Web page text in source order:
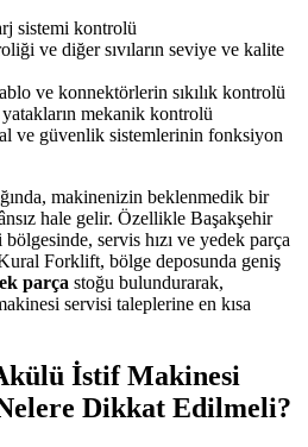
sistemi kontrolü
ve diğer sıvıların seviye ve kalite
ve konnektörlerin sıkılık kontrolü
mekanik kontrolü
ve güvenlik sistemlerinin fonksiyon
makinenizin beklenmedik bir
hale gelir. Özellikle Başakşehir
servis hızı ve yedek parça
Forklift, bölge deposunda geniş
parça stoğu bulundurarak,
servisi taleplerine en kısa
İstif Makinesi
Dikkat Edilmeli?